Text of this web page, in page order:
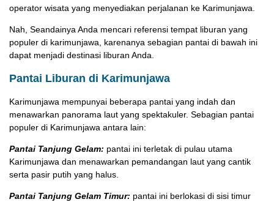
operator wisata yang menyediakan perjalanan ke Karimunjawa.
Nah, Seandainya Anda mencari referensi tempat liburan yang
populer di karimunjawa, karenanya sebagian pantai di bawah ini
dapat menjadi destinasi liburan Anda.
Pantai Liburan di Karimunjawa
Karimunjawa mempunyai beberapa pantai yang indah dan
menawarkan panorama laut yang spektakuler. Sebagian pantai
populer di Karimunjawa antara lain:
Pantai Tanjung Gelam: pantai ini terletak di pulau utama
Karimunjawa dan menawarkan pemandangan laut yang cantik
serta pasir putih yang halus.
Pantai Tanjung Gelam Timur: pantai ini berlokasi di sisi timur